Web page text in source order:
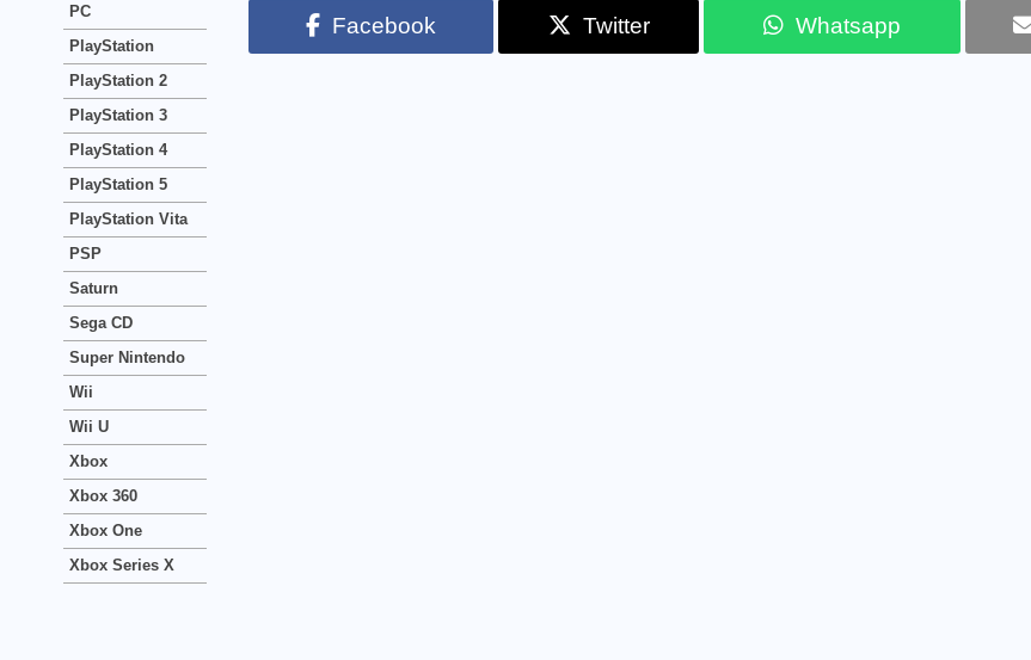
Facebook Twitter Whatsapp
PC
PlayStation
PlayStation 2
PlayStation 3
PlayStation 4
PlayStation 5
PlayStation Vita
PSP
Saturn
Sega CD
Super Nintendo
Wii
Wii U
Xbox
Xbox 360
Xbox One
Xbox Series X